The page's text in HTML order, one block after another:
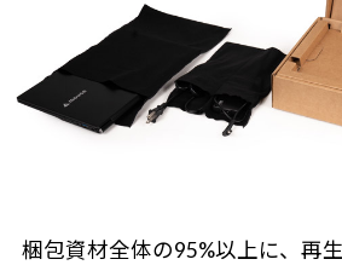
梱包資材全体の95%以上に、再